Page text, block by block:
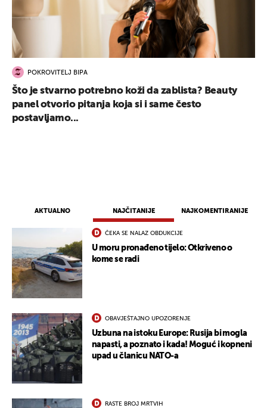
AKTUALNO NAJČITANIJE NAJKOMENTIRANIJE
ČEKA SE NALAZ OBDUKCIJE
U moru pronađeno tijelo: Otkriveno o
kome se radi
OBAVJEŠTAJNO UPOZORENJE
Uzbuna na istoku Europe: Rusija bi mogla
napasti, a poznato i kada! Moguć i kopneni
upad u članicu NATO-a
RASTE BROJ MRTVIH
POKROVITELJ BIPA
Što je stvarno potrebno koži da zablista? Beauty
panel otvorio pitanja koja si i same često
postavljamo...